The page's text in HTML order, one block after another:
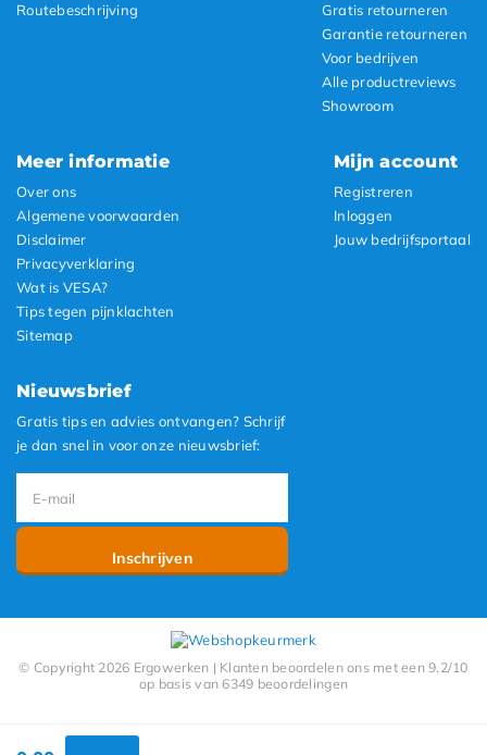
Routebeschrijving
Gratis retourneren
Garantie retourneren
Voor bedrijven
Alle productreviews
Showroom
Meer informatie
Over ons
Algemene voorwaarden
Disclaimer
Privacyverklaring
Wat is VESA?
Tips tegen pijnklachten
Sitemap
Mijn account
Registreren
Inloggen
Jouw bedrijfsportaal
Nieuwsbrief
Gratis tips en advies ontvangen? Schrijf
je dan snel in voor onze nieuwsbrief:
Inschrijven
© Copyright 2026 Ergowerken | Klanten beoordelen ons met een 9.2/10
op basis van 6349 beoordelingen